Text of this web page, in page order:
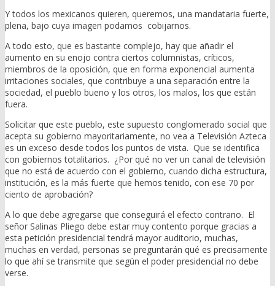
Y todos los mexicanos quieren, queremos, una mandataria fuerte,
plena, bajo cuya imagen podamos cobijarnos.
A todo esto, que es bastante complejo, hay que añadir el
aumento en su enojo contra ciertos columnistas, críticos,
miembros de la oposición, que en forma exponencial aumenta
irritaciones sociales, que contribuye a una separación entre la
sociedad, el pueblo bueno y los otros, los malos, los que están
fuera.
Solicitar que este pueblo, este supuesto conglomerado social que
acepta su gobierno mayoritariamente, no vea a Televisión Azteca
es un exceso desde todos los puntos de vista. Que se identifica
con gobiernos totalitarios. ¿Por qué no ver un canal de televisión
que no está de acuerdo con el gobierno, cuando dicha estructura,
institución, es la más fuerte que hemos tenido, con ese 70 por
ciento de aprobación?
A lo que debe agregarse que conseguirá el efecto contrario. El
señor Salinas Pliego debe estar muy contento porque gracias a
esta petición presidencial tendrá mayor auditorio, muchas,
muchas en verdad, personas se preguntarán qué es precisamente
lo que ahí se transmite que según el poder presidencial no debe
verse.